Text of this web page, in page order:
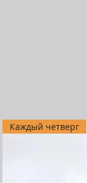
Каждый четверг